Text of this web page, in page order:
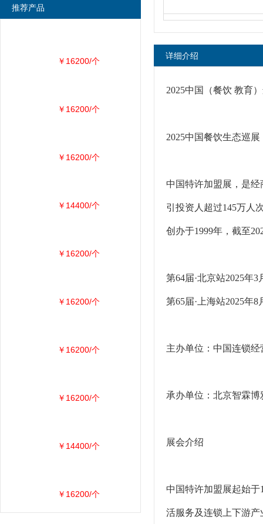
详细介绍
2025中国（餐饮 教育
2025中国餐饮生态巡
中国特许加盟展，是
引投资人超过145万人
创办于1999年，截至
第64届·北京站2025
第65届·上海站2025
主办单位：中国连锁经
承办单位：北京智霖
展会介绍
中国特许加盟展起始
活服务及连锁上下游
推荐产品
￥16200/个
￥16200/个
￥16200/个
￥14400/个
￥16200/个
￥16200/个
￥16200/个
￥16200/个
￥14400/个
￥16200/个